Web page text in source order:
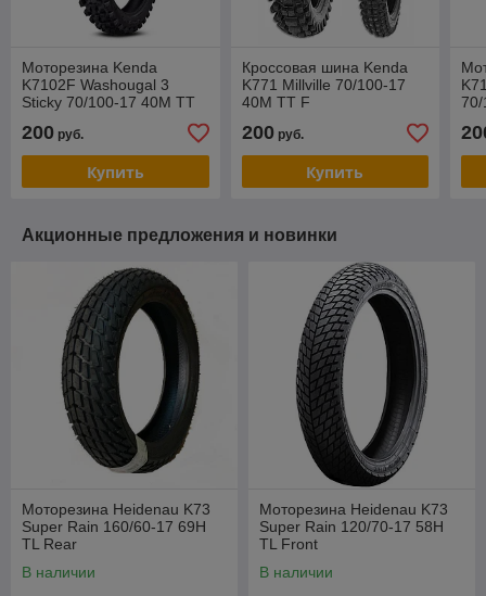
Моторезина Kenda
K7102F Washougal 3
Sticky 70/100-17 40M TT
200 руб.
Купить
Кроссовая шина Kenda
K771 Millville 70/100-17
40M TT F
200руб.
Купить
Акционные предложения и новинки
Моторезина Heidenau K73
Super Rain 160/60-17 69H
TL Rear
В наличии
Моторезина Heidenau K73
Super Rain 120/70-17 58H
TL Front
В наличии